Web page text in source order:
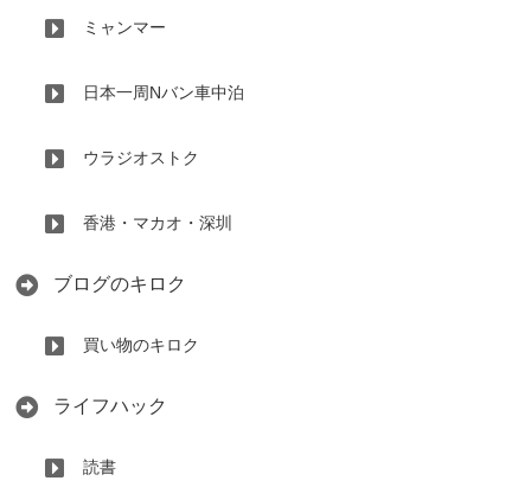
ミャンマー
日本一周Nバン車中泊
ウラジオストク
香港・マカオ・深圳
ブログのキロク
買い物のキロク
ライフハック
読書